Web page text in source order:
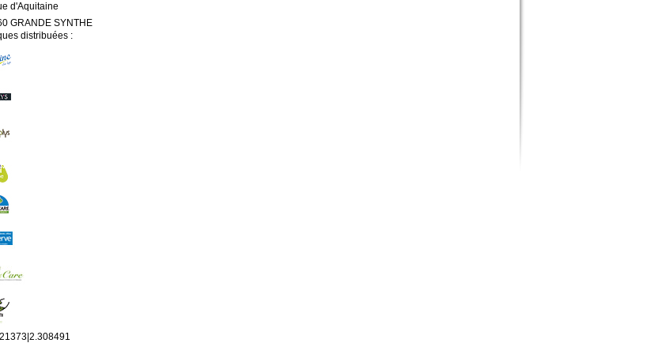
d'Aquitaine
GRANDE SYNTHE
distribuées :